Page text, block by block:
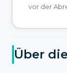
vor der
Über